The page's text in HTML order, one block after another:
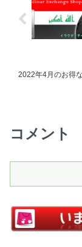
2022年4月のお得
コメント